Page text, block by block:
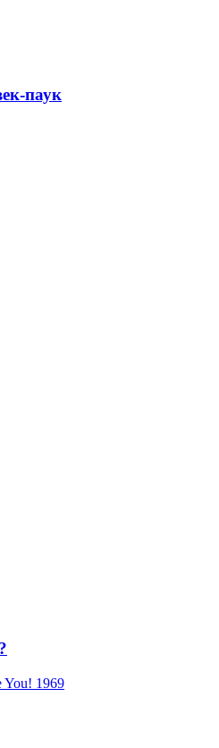
паук
You! 1969